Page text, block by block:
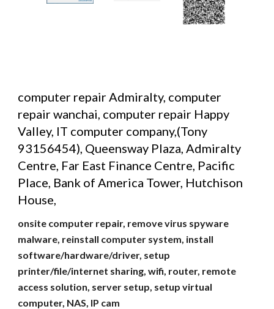
computer repair Admiralty, computer
repair wanchai, computer repair Happy
Valley, IT computer company,(Tony
93156454), Queensway Plaza, Admiralty
Centre, Far East Finance Centre, Pacific
Place, Bank of America Tower, Hutchison
House,
onsite computer repair, remove virus spyware
malware, reinstall computer system, install
software/hardware/driver, setup
printer/file/internet sharing, wifi, router, remote
access solution, server setup, setup virtual
computer, NAS, IP cam